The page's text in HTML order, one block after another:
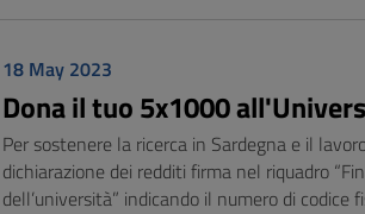
18 May 2023
Dona il tuo 5x1000
Per sostenere la ricerca in Sardegna e il
dichiarazione dei redditi firma nel riquadro
dell’università” indicando il numero di